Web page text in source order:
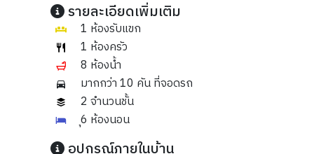
รายละเอียดเพิ่มเติม
1 ห้องรับแขก
1 ห้องครัว
8 ห้องน้ำ
มากกว่า 10 คัน ที่จอดรถ
2 จำนวนชั้น
ุ6 ห้องนอน